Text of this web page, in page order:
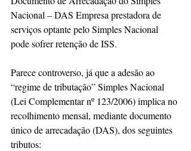
Nacional – DAS Empresa prestadora de
serviços optante pelo Simples Nacional
pode sofrer retenção de ISS.
Parece controverso, já que a adesão ao
“regime de tributação” Simples Nacional
(Lei Complementar nº 123/2006) implica no
recolhimento mensal, mediante documento
único de arrecadação (DAS), dos seguintes
tributos: